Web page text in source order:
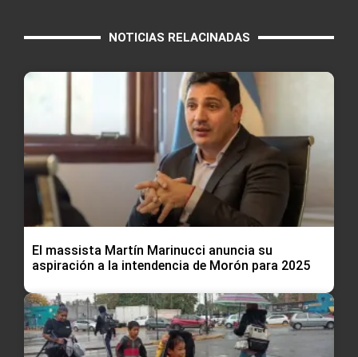
NOTICIAS RELACINADAS
El massista Martín Marinucci anuncia su
aspiración a la intendencia de Morón para 2025